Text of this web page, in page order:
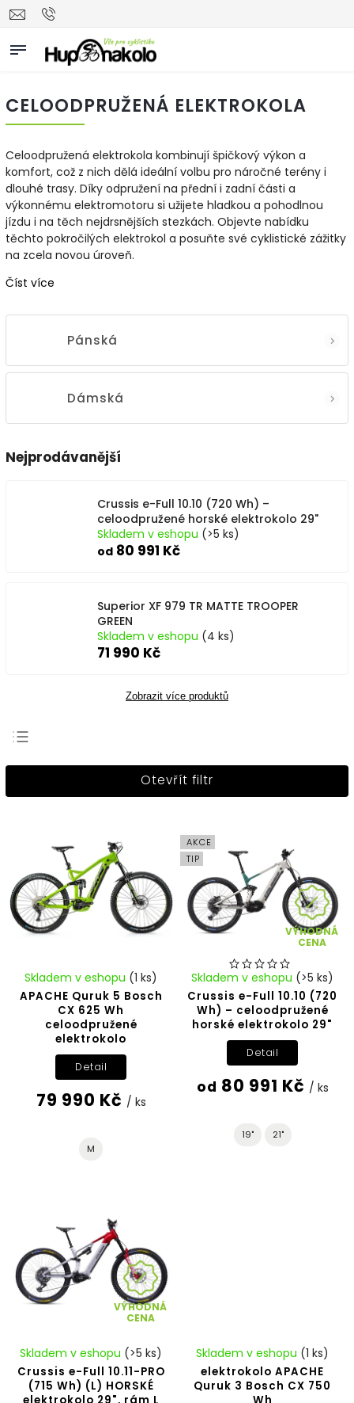
CELOODPRUŽENÁ ELEKTROKOLA
Celoodpružená elektrokola kombinují špičkový výkon a
komfort, což z nich dělá ideální volbu pro náročné terény i
dlouhé trasy. Díky odpružení na přední i zadní části a
výkonnému elektromotoru si užijete hladkou a pohodlnou
jízdu i na těch nejdrsnějších stezkách. Objevte nabídku
těchto pokročilých elektrokol a posuňte své cyklistické zážitky
na zcela novou úroveň.
Číst více
Pánská
Dámská
Nejprodávanější
Crussis e-Full 10.10 (720 Wh) –
celoodpružené horské elektrokolo 29"
Skladem v eshopu (>5 ks)
od 80 991 Kč
Superior XF 979 TR MATTE TROOPER
GREEN
Skladem v eshopu (4 ks)
71 990 Kč
Zobrazit více produktů
Nejprodávanější
Otevřít filtr
APACHE Quruk 5 Bosch
CX 625 Wh
celoodpružené
elektrokolo
Skladem v eshopu (1 ks)
79 990 Kč / ks
Detail
M
AKCE
TIP
VÝHODNÁ
CENA
Crussis e-Full 10.10 (720
Wh) – celoodpružené
horské elektrokolo 29"
Skladem v eshopu (>5 ks)
od 80 991 Kč / ks
Detail
19" 21"
VÝHODNÁ
CENA
Crussis e-Full 10.11-PRO
(715 Wh) (L) HORSKÉ
Skladem v eshopu (>5 ks)
elektrokolo APACHE
Quruk 3 Bosch CX 750
Skladem v eshopu (1 ks)